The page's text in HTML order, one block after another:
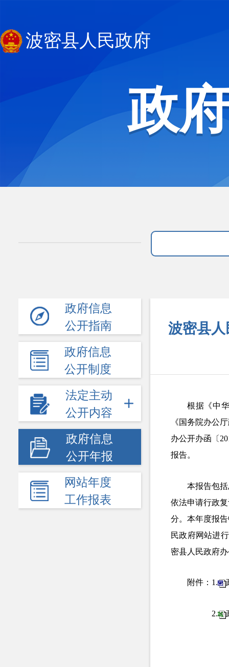
波密县人民政府
政
政府信息
公开指南
政府信息
公开制度
法定主动
公开内容
政府信息
公开年报
网站年度
工作报表
波密县人
根据《中
《国务院办公
办公开办函〔
报告。
本报告包
依法申请行政
分。本年度报
民政府网站进
密县人民政府
附件：1.
2.